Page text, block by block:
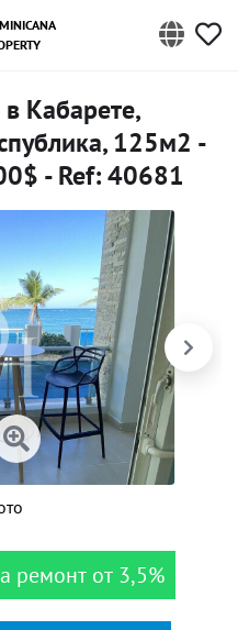
Кабарете,
125м2 -
- Ref: 40681
ремонт от 3,5%